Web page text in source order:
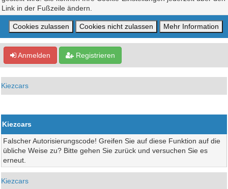
Link in der Fußzeile ändern.
Anmelden Registrieren
Kiezcars
Kiezcars
Falscher Autorisierungscode! Greifen Sie auf diese Funktion auf die
übliche Weise zu? Bitte gehen Sie zurück und versuchen Sie es
erneut.
Kiezcars